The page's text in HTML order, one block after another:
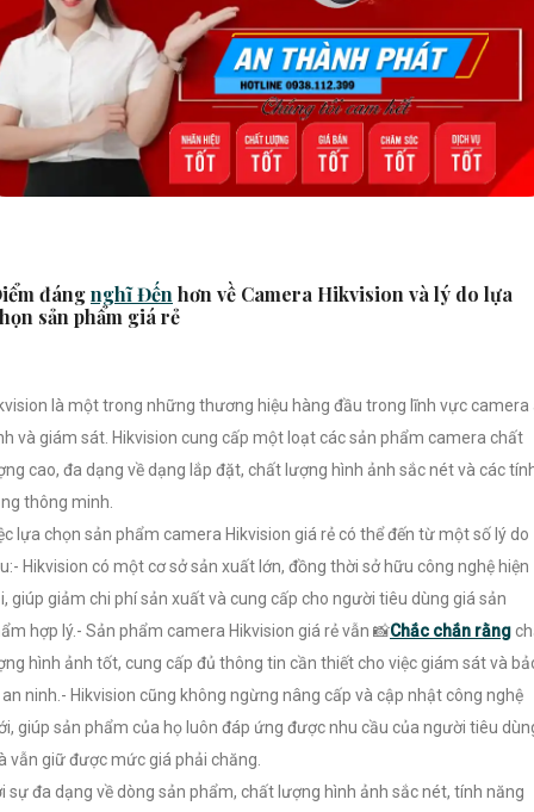
đángnghĩ Đến hơn về Camera Hikvision và lý do lựa
sản phẩm giá rẻ
là một trong những thương hiệu hàng đầu trong lĩnh vực camera
và giám sát. Hikvision cung cấp một loạt các sản phẩm camera chất
cao, đa dạng về dạng lắp đặt, chất lượng hình ảnh sắc nét và các
thông minh.
lựa chọn sản phẩm camera Hikvision giá rẻ có thể đến từ một số lý do
Hikvision có một cơ sở sản xuất lớn, đồng thời sở hữu công nghệ hiện
giúp giảm chi phí sản xuất và cung cấp cho người tiêu dùng giá sản
hợp lý.- Sản phẩm camera Hikvision giá rẻ vẫn 📸Chắc chắn rằng
hình ảnh tốt, cung cấp đủ thông tin cần thiết cho việc giám sát và
an ninh.- Hikvision cũng không ngừng nâng cấp và cập nhật công nghệ
giúp sản phẩm của họ luôn đáp ứng được nhu cầu của người tiêu
vẫn giữ được mức giá phải chăng.
sự đa dạng về dòng sản phẩm, chất lượng hình ảnh sắc nét, tính năng